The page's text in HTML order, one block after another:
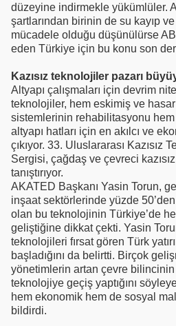
düzeyine indirmekle yükümlüler.
şartlarından birinin de su kayıp
mücadele olduğu düşünülürse
eden Türkiye için bu konu son
Kazısız teknolojiler pazarı
Altyapı çalışmaları için devrim
teknolojiler, hem eskimiş ve hasar
sistemlerinin rehabilitasyonu
altyapı hatları için en akılcı ve
çıkıyor. 33. Uluslararası Kazısız
Sergisi, çağdaş ve çevreci
tanıştırıyor.
AKATED Başkanı Yasin Torun,
inşaat sektörlerinde yüzde
olan bu teknolojinin Türkiye’de
geliştiğine dikkat çekti. Yasin
teknolojileri fırsat gören Türk
başladığını da belirtti. Birçok
yönetimlerin artan çevre bilincinin
teknolojiye geçiş yaptığını
hem ekonomik hem de sosyal
bildirdi.